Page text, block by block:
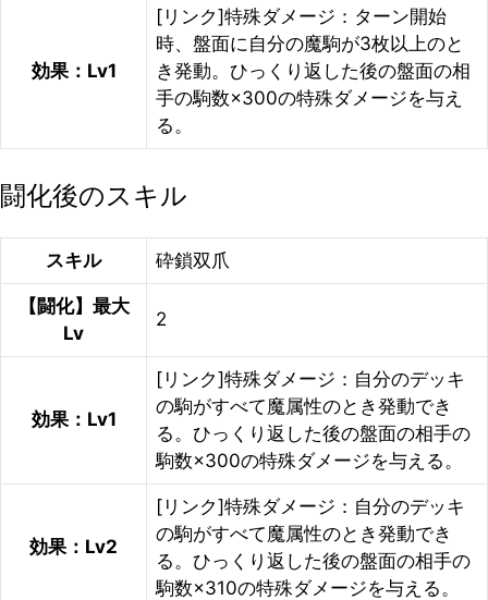
効果：Lv1
[リンク]特殊ダメージ：ターン開始
時、盤面に自分の魔駒が3枚以上のと
き発動。ひっくり返した後の盤面の相
手の駒数×300の特殊ダメージを与え
る。
闘化後のスキル
スキル 砕鎖双爪
【闘化】最大
Lv
2
効果：Lv1
[リンク]特殊ダメージ：自分のデッキ
の駒がすべて魔属性のとき発動でき
る。ひっくり返した後の盤面の相手の
駒数×300の特殊ダメージを与える。
効果：Lv2
[リンク]特殊ダメージ：自分のデッキ
の駒がすべて魔属性のとき発動でき
る。ひっくり返した後の盤面の相手の
駒数×310の特殊ダメージを与える。